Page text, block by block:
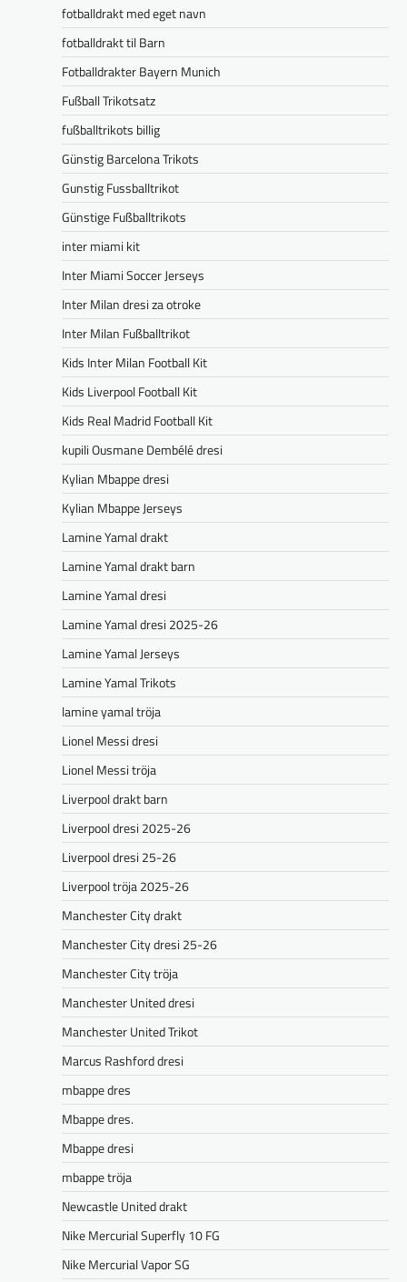
fotballdrakt med eget navn
fotballdrakt til Barn
Fotballdrakter Bayern Munich
Fußball Trikotsatz
fußballtrikots billig
Günstig Barcelona Trikots
Gunstig Fussballtrikot
Günstige Fußballtrikots
inter miami kit
Inter Miami Soccer Jerseys
Inter Milan dresi za otroke
Inter Milan Fußballtrikot
Kids Inter Milan Football Kit
Kids Liverpool Football Kit
Kids Real Madrid Football Kit
kupili Ousmane Dembélé dresi
Kylian Mbappe dresi
Kylian Mbappe Jerseys
Lamine Yamal drakt
Lamine Yamal drakt barn
Lamine Yamal dresi
Lamine Yamal dresi 2025-26
Lamine Yamal Jerseys
Lamine Yamal Trikots
lamine yamal tröja
Lionel Messi dresi
Lionel Messi tröja
Liverpool drakt barn
Liverpool dresi 2025-26
Liverpool dresi 25-26
Liverpool tröja 2025-26
Manchester City drakt
Manchester City dresi 25-26
Manchester City tröja
Manchester United dresi
Manchester United Trikot
Marcus Rashford dresi
mbappe dres
Mbappe dres.
Mbappe dresi
mbappe tröja
Newcastle United drakt
Nike Mercurial Superfly 10 FG
Nike Mercurial Vapor SG